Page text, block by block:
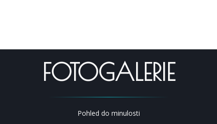
FOTOGALERIE
Pohled do minulosti